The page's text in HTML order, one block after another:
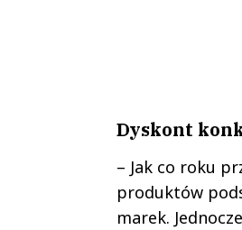
Dyskont
– Jak co roku
produktów
marek.